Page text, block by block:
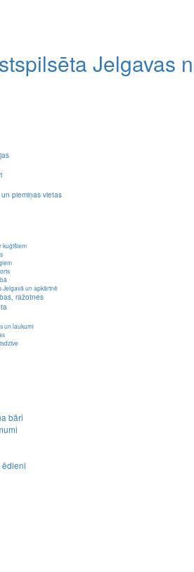
Jelgavas
piemiņas vietas
kuģīšiem
Jelgavā un apkārtnē
ražotnes
un laukumi
bāri